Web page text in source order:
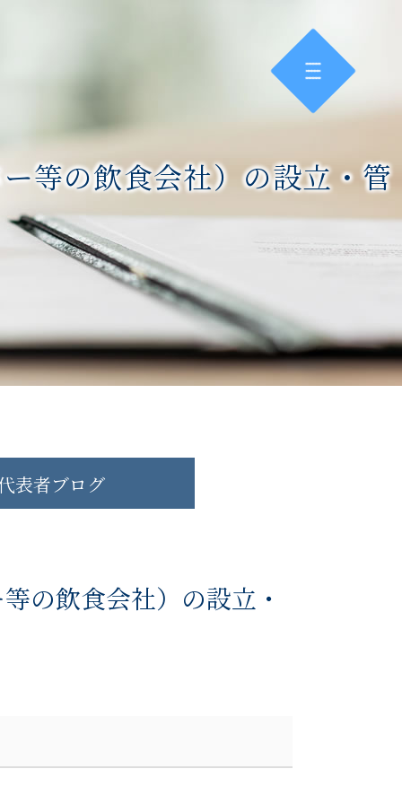
等の飲食会社）の設立・管
表者ブログ
の飲食会社）の設立・